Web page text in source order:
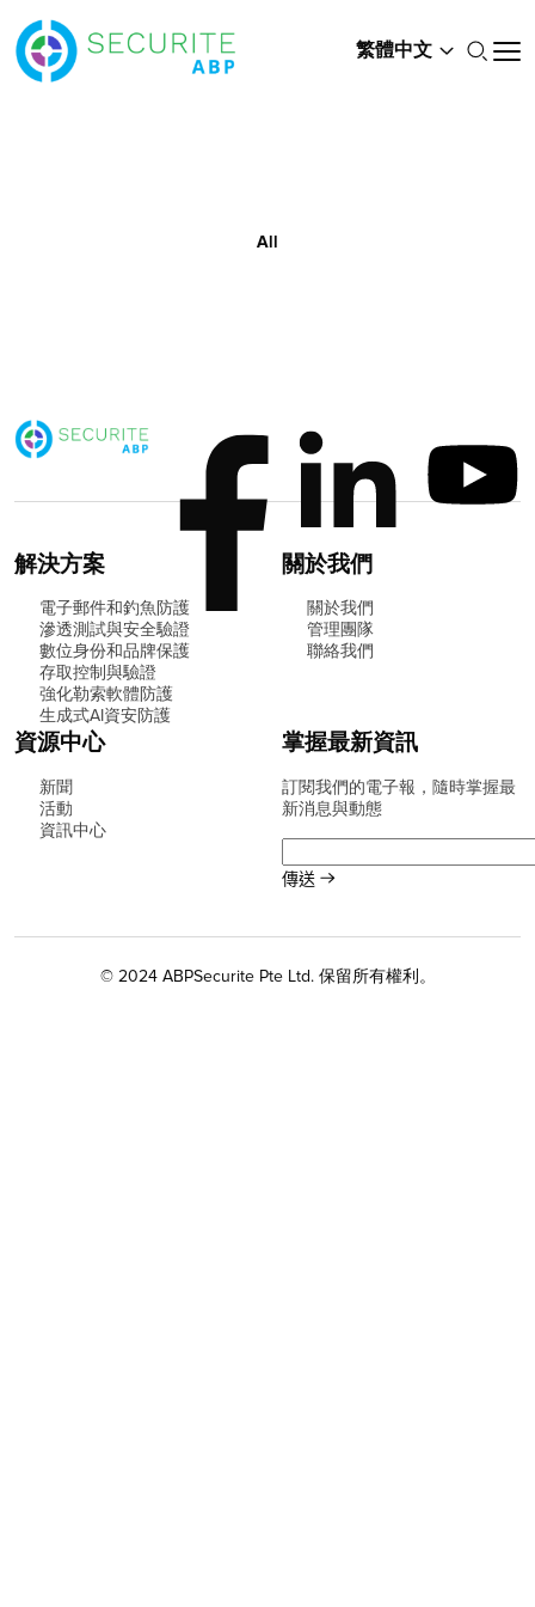
繁體中文
All
解決方案
電子郵件和釣魚防護
滲透測試與安全驗證
數位身份和品牌保護
存取控制與驗證
強化勒索軟體防護
生成式AI資安防護
關於我們
關於我們
管理團隊
聯絡我們
資源中心
新聞
活動
資訊中心
掌握最新資訊
訂閱我們的電子報，隨時掌握最
新消息與動態
© 2024 ABPSecurite Pte Ltd. 保留所有權利。